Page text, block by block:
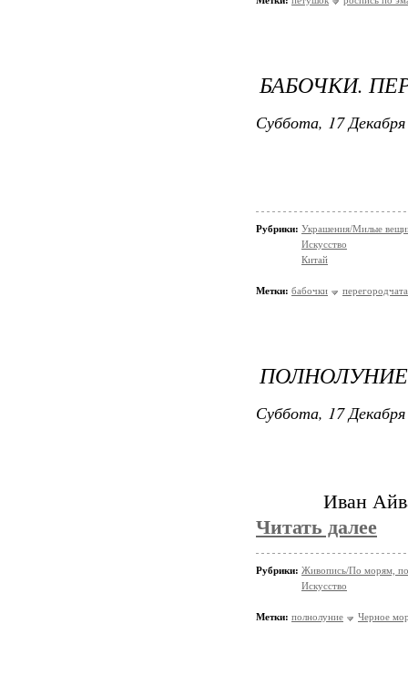
БАБОЧКИ.
Суббота, 17
Рубрики: Украшения/Милые
Искусство
Китай
Метки: бабочки
ПОЛНОЛУНИЕ
Суббота, 17
Иван
Читать далее
Рубрики: Живопись/По морям,
Искусство
Метки: полнолуние Черное